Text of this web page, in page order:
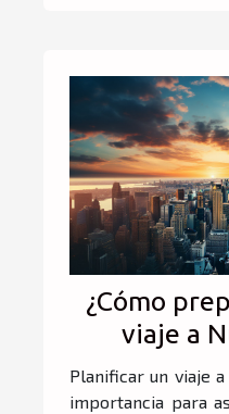
¿Cómo
viaje a
Planificar un viaje
importancia para